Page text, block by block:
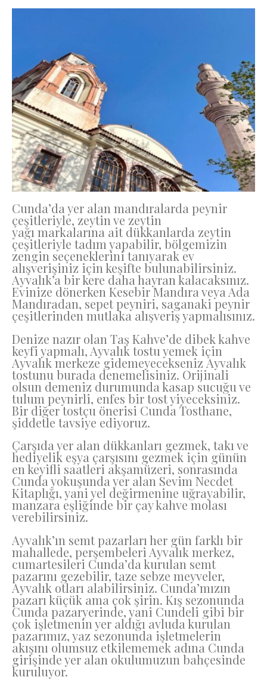
Cunda’da yer alan mandıralarda peynir
çeşitleriyle, zeytin ve zeytin
yağı markalarına ait dükkanlarda zeytin
çeşitleriyle tadım yapabilir, bölgemizin
zengin seçeneklerini tanıyarak ev
alışverişiniz için keşifte bulunabilirsiniz.
Ayvalık’a bir kere daha hayran kalacaksınız.
Evinize dönerken Kesebir Mandıra veya Ada
Mandıradan, sepet peyniri, saganaki peynir
çeşitlerinden mutlaka alışveriş yapmalısınız.
Denize nazır olan Taş Kahve’de dibek kahve
keyfi yapmalı, Ayvalık tostu yemek için
Ayvalık merkeze gidemeyecekseniz Ayvalık
tostunu burada denemelisiniz. Orijinali
olsun demeniz durumunda kasap sucuğu ve
tulum peynirli, enfes bir tost yiyeceksiniz.
Bir diğer tostçu önerisi Cunda Tosthane,
şiddetle tavsiye ediyoruz.
Çarşıda yer alan dükkanları gezmek, takı ve
hediyelik eşya çarşısını gezmek için günün
en keyifli saatleri akşamüzeri, sonrasında
Cunda yokuşunda yer alan Sevim Necdet
Kitaplığı, yani yel değirmenine uğrayabilir,
manzara eşliğinde bir çay kahve molası
verebilirsiniz.
Ayvalık’ın semt pazarları her gün farklı bir
mahallede, perşembeleri Ayvalık merkez,
cumartesileri Cunda’da kurulan semt
pazarını gezebilir, taze sebze meyveler,
Ayvalık otları alabilirsiniz. Cunda’mızın
pazarı küçük ama çok şirin. Kış sezonunda
Cunda pazaryerinde, yani Cundeli gibi bir
çok işletmenin yer aldığı avluda kurulan
pazarımız, yaz sezonunda işletmelerin
akışını olumsuz etkilememek adına Cunda
girişinde yer alan okulumuzun bahçesinde
kuruluyor.